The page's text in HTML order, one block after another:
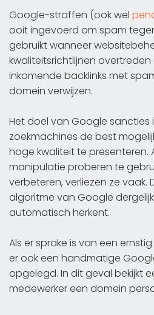
Google-straffen (ook wel
ooit ingevoerd om spam
gebruikt wanneer
kwaliteitsrichtlijnen
inkomende backlinks met
domein verwijzen.
Het doel van Google sancties
zoekmachines de best
hoge kwaliteit te presenteren.
manipulatie proberen te
verbeteren, verliezen ze
algoritme van Google
automatisch herkent.
Als er sprake is van een
er ook een handmatige
opgelegd. In dit geval bekijkt
medewerker een domein